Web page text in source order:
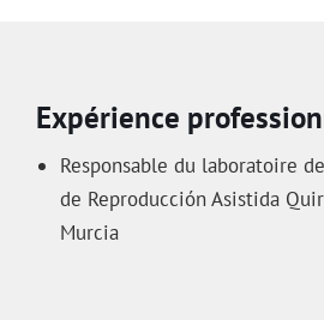
Expérience
Responsable du laboratoire
de Reproducción Asistida
Murcia